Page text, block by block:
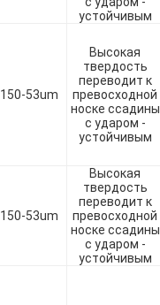
60-325Mesh
100-
200mesh
140-
325mesh
устойчивым
150-53um
Высокая
твердость
переводит к
превосходной
носке ссадины
с ударом -
устойчивым
150-53um
Высокая
твердость
переводит к
превосходной
носке ссадины
с ударом -
устойчивым